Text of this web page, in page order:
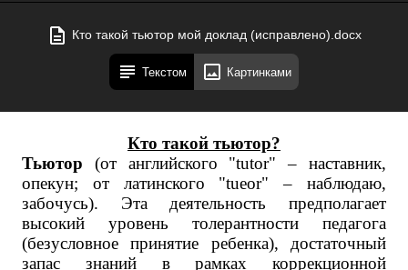
Кто такой тьютор мой доклад (исправлено).docx
Текстом Картинками
Кто такой тьютор?
Тьютор (от английского "tutor" – наставник,
опекун; от латинского "tueor" – наблюдаю,
забочусь). Эта деятельность предполагает
высокий уровень толерантности педагога
(безусловное принятие ребенка), достаточный
запас знаний в рамках коррекционной